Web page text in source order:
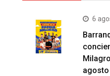
6
agosto